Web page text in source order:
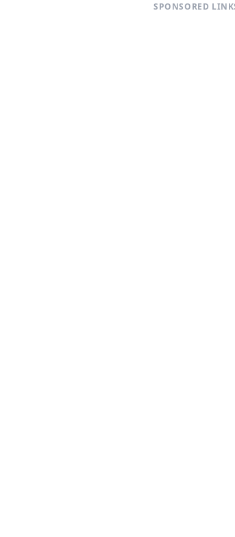
SPONSORED